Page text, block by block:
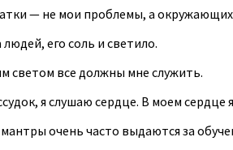
— не мои проблемы, а
его соль и светило.
светом все должны мне служить.
я слушаю сердце. В моем сердце
очень часто выдаются за